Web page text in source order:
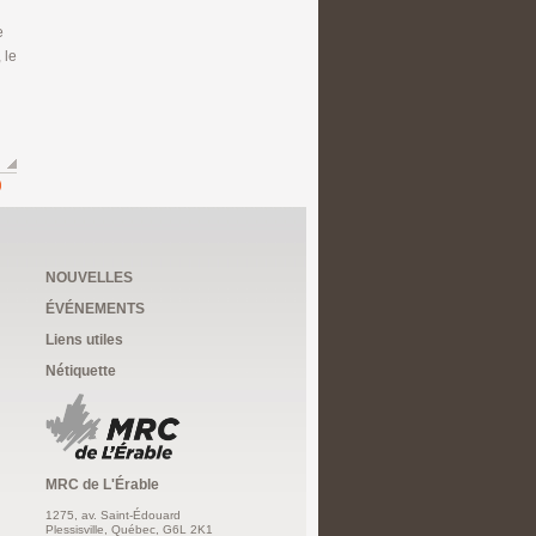
le
NOUVELLES
ÉVÉNEMENTS
Liens utiles
Nétiquette
MRC de L'Érable
1275, av. Saint-Édouard
Plessisville, Québec, G6L 2K1